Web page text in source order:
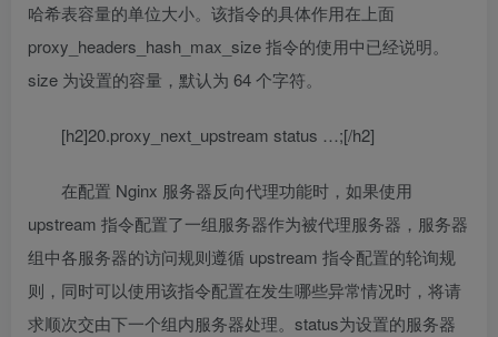
哈希表容量的单位大小。该指令的具体作用在上面
proxy_headers_hash_max_size 指令的使用中已经说明。
size 为设置的容量，默认为 64 个字符。
[h2]20.proxy_next_upstream status …;[/h2]
在配置 Nginx 服务器反向代理功能时，如果使用
upstream 指令配置了一组服务器作为被代理服务器，服务器
组中各服务器的访问规则遵循 upstream 指令配置的轮询规
则，同时可以使用该指令配置在发生哪些异常情况时，将请
求顺次交由下一个组内服务器处理。status为设置的服务器